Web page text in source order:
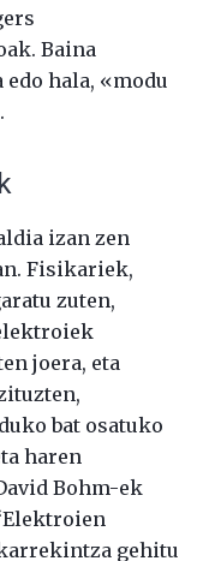
Baina
hala, «modu
izan zen
Fisikariek,
zuten,
joera, eta
bat osatuko
haren
Bohm-ek
gehitu